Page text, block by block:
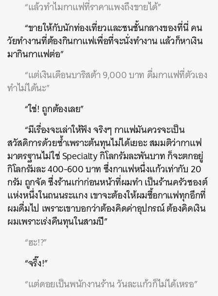
“แล้วทำไมกาแฟที่ราคาแพงถึงขายได้”
“ขายให้กับนักท่องเที่ยวและชนชั้นกลางของที่นี่ คน
วัยทำงานที่ต้องกินกาแฟเพื่อที่จะนั่งทำงาน แล้วก็หาเงิน
มากินกาแฟต่อ”
“แต่เงินเดือนบาริสต้า 9,000 บาท ดื่มกาแฟที่ตัวเอง
ทำไม่ได้นะ”
“ใช่! ถูกต้องเลย”
“มีเรื่องจะเล่าให้ฟัง จริงๆ กาแฟมันควรจะเป็น
สวัสดิการด้วยซ้ำเพราะต้นทุนไม่ได้เยอะ สมมติว่ากาแฟ
มาตรฐานไม่ใช่ Specialty กิโลกรัมละพันบาท ก็จะตกอยู่
กิโลกรัมละ 400-600 บาท ซึ่งกาแฟหนึ่งแก้วเท่ากับ 20
กรัม ถูกจัด ซึ่งร้านเก่าก่อนหน้าที่ผมทำ เป็นร้านครัวซองต์
แห่งหนึ่งในถนนระแกง เขาจะต้องให้ผมซื้อกาแฟทุกอึกที่
ผมดื่มไป เพราะเขาบอกว่าต้องคิดค่าอุปกรณ์ ต้องคิดเงิน
ผมเพราะเร่งคืนทุนในสามปี”
“ฮะ!?”
“จริ๊ง!”
“แต่ดอยเป็นพนักงานร้าน วันละแก้วก็ไม่ได้เหรอ”